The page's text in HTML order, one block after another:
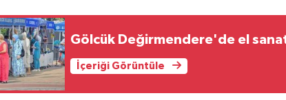
Gölcük Değirmendere'de el
İçeriği Görüntüle